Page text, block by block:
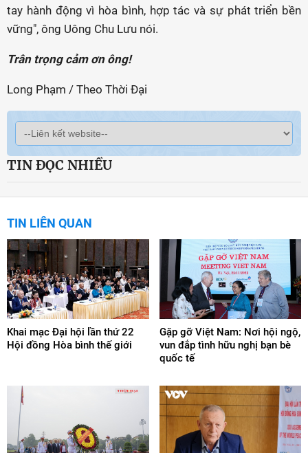
tay hành động vì hòa bình, hợp tác và sự phát triển bền
vững", ông Uông Chu Lưu nói.
Trân trọng cảm ơn ông!
Long Phạm / Theo Thời Đại
TIN ĐỌC NHIỀU
TIN LIÊN QUAN
Khai mạc Đại hội lần thứ 22
Hội đồng Hòa bình thế giới
Gặp gỡ Việt Nam: Nơi hội ngộ,
vun đắp tình hữu nghị bạn bè
quốc tế